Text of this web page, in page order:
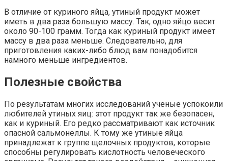
В отличие от куриного яйца, утиный продукт может
иметь в два раза большую массу. Так, одно яйцо весит
около 90-100 грамм. Тогда как куриный продукт имеет
массу в два раза меньше. Следовательно, для
приготовления каких-либо блюд вам понадобится
намного меньше ингредиентов.
Полезные свойства
По результатам многих исследований ученые успокоили
любителей утиных яиц: этот продукт так же безопасен,
как и куриный. Его редко рассматривают как источник
опасной сальмонеллы. К тому же утиные яйца
принадлежат к группе щелочных продуктов, которые
способны регулировать кислотность человеческого